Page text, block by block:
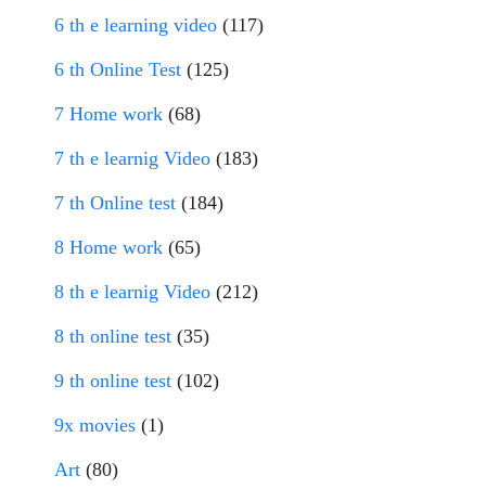
6 th e learning video (117)
6 th Online Test (125)
7 Home work (68)
7 th e learnig Video (183)
7 th Online test (184)
8 Home work (65)
8 th e learnig Video (212)
8 th online test (35)
9 th online test (102)
9x movies (1)
Art (80)